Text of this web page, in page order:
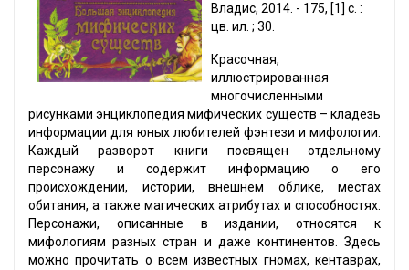
Владис, 2014. - 175, [1] с. :
цв. ил. ; 30.
Красочная,
иллюстрированная
многочисленными
рисунками энциклопедия мифических существ – кладезь
информации для юных любителей фэнтези и мифологии.
Каждый разворот книги посвящен отдельному
персонажу и содержит информацию о его
происхождении, истории, внешнем облике, местах
обитания, а также магических атрибутах и способностях.
Персонажи, описанные в издании, относятся к
мифологиям разных стран и даже континентов. Здесь
можно прочитать о всем известных гномах, кентаврах,